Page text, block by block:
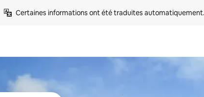
Certaines informations ont été traduites automatiquement.